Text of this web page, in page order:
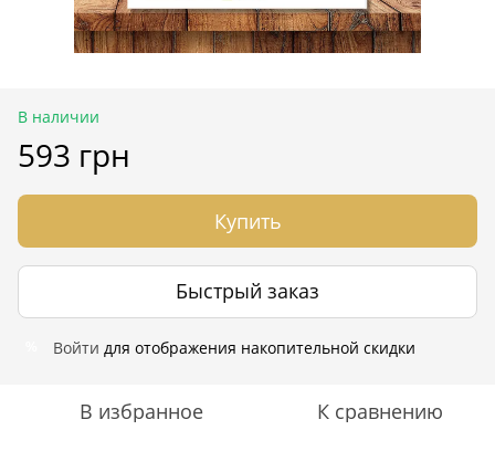
В наличии
593 грн
Купить
Быстрый заказ
Войти для отображения накопительной скидки
В избранное К сравнению